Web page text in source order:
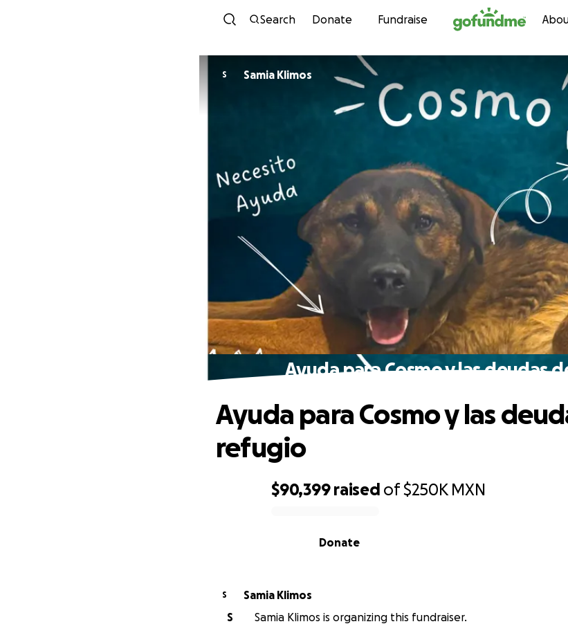
Skip to content
Search Donate Fundraise
S Samia Klimos
Ayuda para Cosmo y las deudas
$90,399 raised of$250K MXN
Donate
Ayuda para Cosmo y las
refugio
S
Samia Klimos
S
Samia Klimos is organizing this fundraiser.